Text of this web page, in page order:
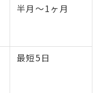
半月〜1ヶ月
最短5日